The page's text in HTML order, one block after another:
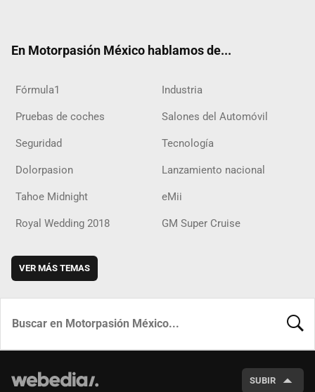
En Motorpasión México hablamos de...
Fórmula1 Industria
Pruebas de coches Salones del Automóvil
Seguridad Tecnología
Dolorpasion Lanzamiento nacional
Tahoe Midnight eMii
Royal Wedding 2018 GM Super Cruise
VER MÁS TEMAS
SUBIR